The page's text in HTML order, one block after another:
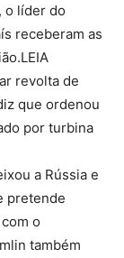
o líder do
receberam as
revolta de
que ordenou
por turbina
a Rússia e
pretende
o
também